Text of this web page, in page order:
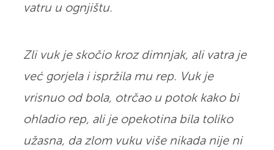
vatru u ognjištu.
Zli vuk je skočio kroz dimnjak, ali vatra je
već gorjela i ispržila mu rep. Vuk je
vrisnuo od bola, otrčao u potok kako bi
ohladio rep, ali je opekotina bila toliko
užasna, da zlom vuku više nikada nije ni